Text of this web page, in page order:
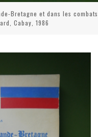
Bretagne et dans les combats
Cabay, 1986